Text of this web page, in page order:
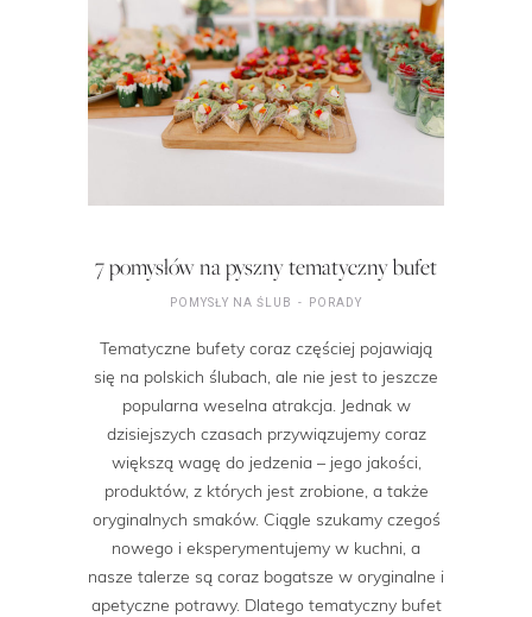
7 pomysłów na pyszny tematyczny bufet
POMYSŁY NA ŚLUB PORADY
Tematyczne bufety coraz częściej pojawiają
się na polskich ślubach, ale nie jest to jeszcze
popularna weselna atrakcja. Jednak w
dzisiejszych czasach przywiązujemy coraz
większą wagę do jedzenia – jego jakości,
produktów, z których jest zrobione, a także
oryginalnych smaków. Ciągle szukamy czegoś
nowego i eksperymentujemy w kuchni, a
nasze talerze są coraz bogatsze w oryginalne i
apetyczne potrawy. Dlatego tematyczny bufet